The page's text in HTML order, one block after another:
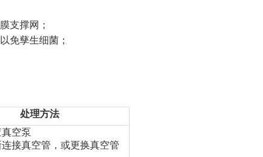
支撑网 ；
免孳生细菌；
处理方法
空泵
接真空管，或更换真空管